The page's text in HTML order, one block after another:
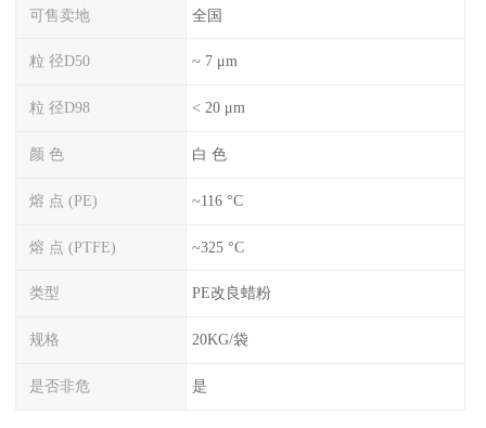
可售卖地 全国
粒 径D50 ~ 7 μm
粒 径D98 < 20 μm
颜 色 白 色
熔 点 (PE) ~116 °C
熔 点 (PTFE) ~325 °C
类型 PE改良蜡粉
规格 20KG/袋
是否非危 是